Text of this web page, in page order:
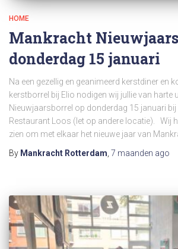
HOME
Mankracht
donderdag 15 januari
Na een gezellig en geanimeerd kerstdiner en
kerstborrel bij Elio nodigen wij jullie van harte
Nieuwjaarsborrel op donderdag 15 januari bij
Restaurant Loos (let op andere locatie). Wij
zien om met elkaar het nieuwe jaar van
By Mankracht Rotterdam 7 maanden ago